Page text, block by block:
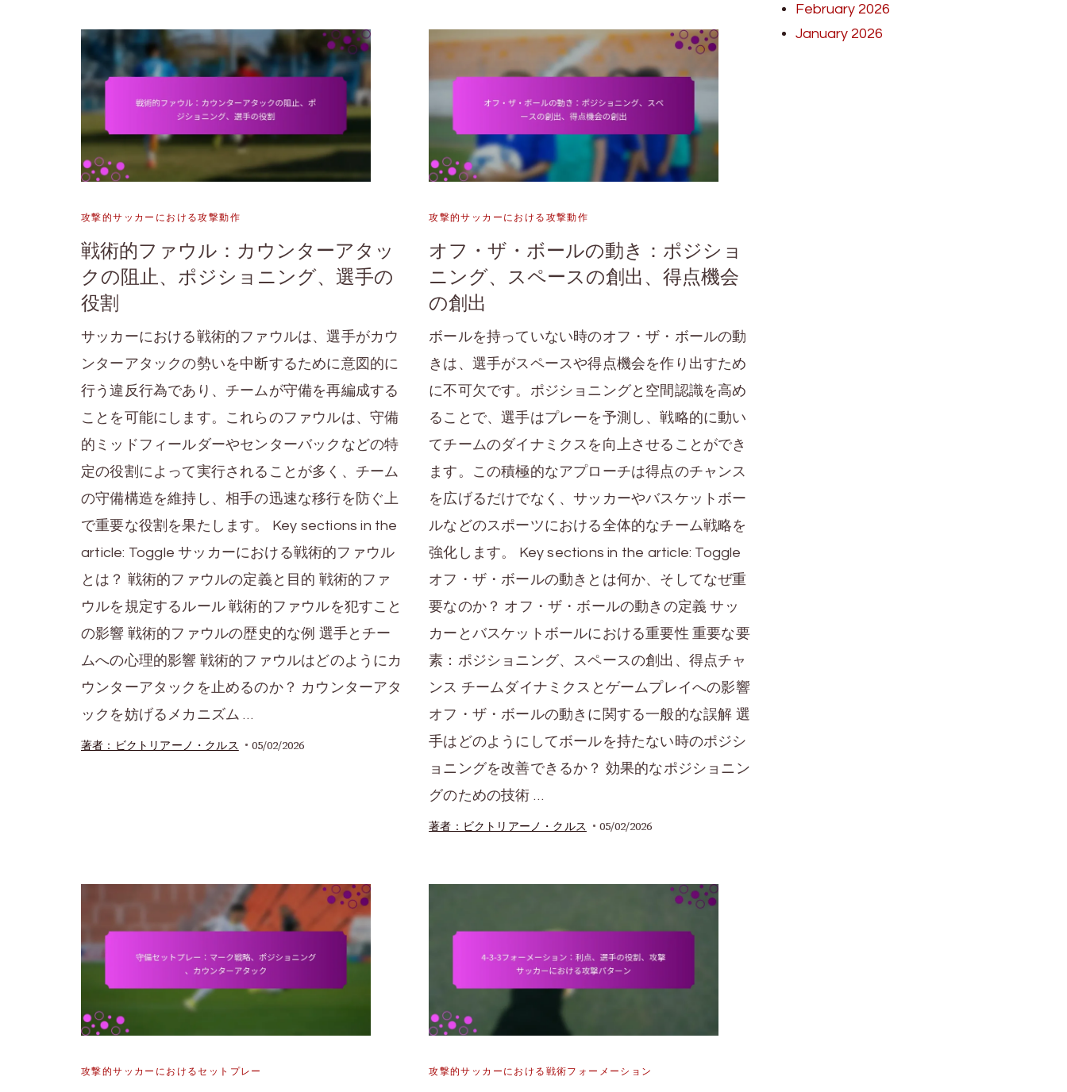
攻撃的サッカーにおける攻撃動作
戦術的ファウル：カウンターアタッ
クの阻止、ポジショニング、選手の
役割
サッカーにおける戦術的ファウルは、選手がカウ
ンターアタックの勢いを中断するために意図的に
行う違反行為であり、チームが守備を再編成する
ことを可能にします。これらのファウルは、守備
的ミッドフィールダーやセンターバックなどの特
定の役割によって実行されることが多く、チーム
の守備構造を維持し、相手の迅速な移行を防ぐ上
で重要な役割を果たします。 Key sections in the
article: Toggle サッカーにおける戦術的ファウル
とは？ 戦術的ファウルの定義と目的 戦術的ファ
ウルを規定するルール 戦術的ファウルを犯すこと
の影響 戦術的ファウルの歴史的な例 選手とチー
ムへの心理的影響 戦術的ファウルはどのようにカ
ウンターアタックを止めるのか？ カウンターアタ
ックを妨げるメカニズム …
著者：ビクトリアーノ・クルス 05/02/2026
攻撃的サッカーにおける攻撃動作
オフ・ザ・ボールの動き：ポジショ
ニング、スペースの創出、得点機会
の創出
ボールを持っていない時のオフ・ザ・ボールの動
きは、選手がスペースや得点機会を作り出すため
に不可欠です。ポジショニングと空間認識を高め
ることで、選手はプレーを予測し、戦略的に動い
てチームのダイナミクスを向上させることができ
ます。この積極的なアプローチは得点のチャンス
を広げるだけでなく、サッカーやバスケットボー
ルなどのスポーツにおける全体的なチーム戦略を
強化します。 Key sections in the article: Toggle
オフ・ザ・ボールの動きとは何か、そしてなぜ重
要なのか？ オフ・ザ・ボールの動きの定義 サッ
カーとバスケットボールにおける重要性 重要な要
素：ポジショニング、スペースの創出、得点チャ
ンス チームダイナミクスとゲームプレイへの影響
オフ・ザ・ボールの動きに関する一般的な誤解 選
手はどのようにしてボールを持たない時のポジシ
ョニングを改善できるか？ 効果的なポジショニン
グのための技術 …
著者：ビクトリアーノ・クルス 05/02/2026
攻撃的サッカーにおけるセットプレー 攻撃的サッカーにおける戦術フォーメーション
February 2026
January 2026